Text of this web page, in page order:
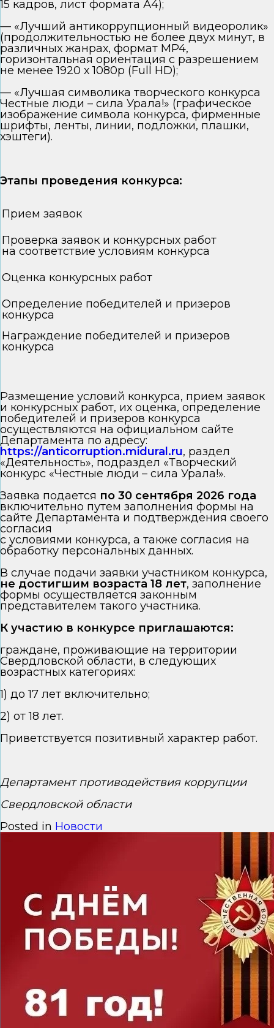
15 кадров, лист формата А4);
— «Лучший антикоррупционный видеоролик»
(продолжительностью не более двух минут, в
различных жанрах, формат MP4,
горизонтальная ориентация с разрешением
не менее 1920 х 1080p (Full HD);
— «Лучшая символика творческого конкурса
Честные люди – сила Урала!» (графическое
изображение символа конкурса, фирменные
шрифты, ленты, линии, подложки, плашки,
хэштеги).
Этапы проведения конкурса:
Прием заявок
Проверка заявок и конкурсных работ
на соответствие условиям конкурса
Оценка конкурсных работ
Определение победителей и призеров
конкурса
Награждение победителей и призеров
конкурса
Размещение условий конкурса, прием заявок
и конкурсных работ, их оценка, определение
победителей и призеров конкурса
осуществляются на официальном сайте
Департамента по адресу:
https://anticorruption.midural.ru, раздел
«Деятельность», подраздел «Творческий
конкурс «Честные люди – сила Урала!».
Заявка подается по 30 сентября 2026 года
включительно путем заполнения формы на
сайте Департамента и подтверждения своего
согласия
с условиями конкурса, а также согласия на
обработку персональных данных.
В случае подачи заявки участником конкурса,
не достигшим возраста 18 лет, заполнение
формы осуществляется законным
представителем такого участника.
К участию в конкурсе приглашаются:
граждане, проживающие на территории
Свердловской области, в следующих
возрастных категориях:
1) до 17 лет включительно;
2) от 18 лет.
Приветствуется позитивный характер работ.
Департамент противодействия коррупции
Свердловской области
Posted in Новости